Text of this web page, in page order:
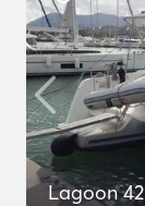
Lagoon 42